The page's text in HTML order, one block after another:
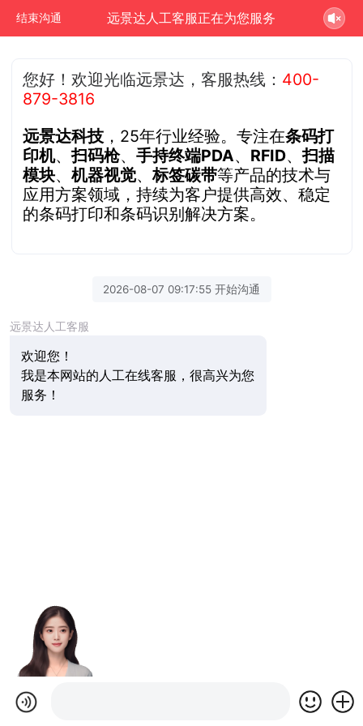
结束沟通 远景达人工客服正在为您服务
您好！欢迎光临远景达，客服热线： 400-
879-3816
远景达科技 ，25年行业经验。专注在条码打
印机、扫码枪、手持终端PDA、 RFID、扫描
模块、机器视觉、标签碳带等产品的技术与
应用方案领域，持续为客户提供高效、稳定
的条码打印和条码识别解决方案。
2026-08-07 09:17:55 开始沟通
远景达人工客服
欢迎您！
我是本网站的人工在线客服，很高兴为您
服务！